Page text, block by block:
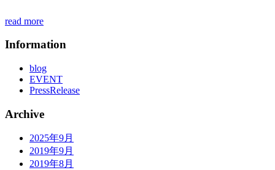
read more
Information
blog
EVENT
PressRelease
Archive
2025年9月
2019年9月
2019年8月